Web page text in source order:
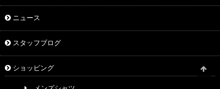
ニュース
スタッフブログ
ショッピング